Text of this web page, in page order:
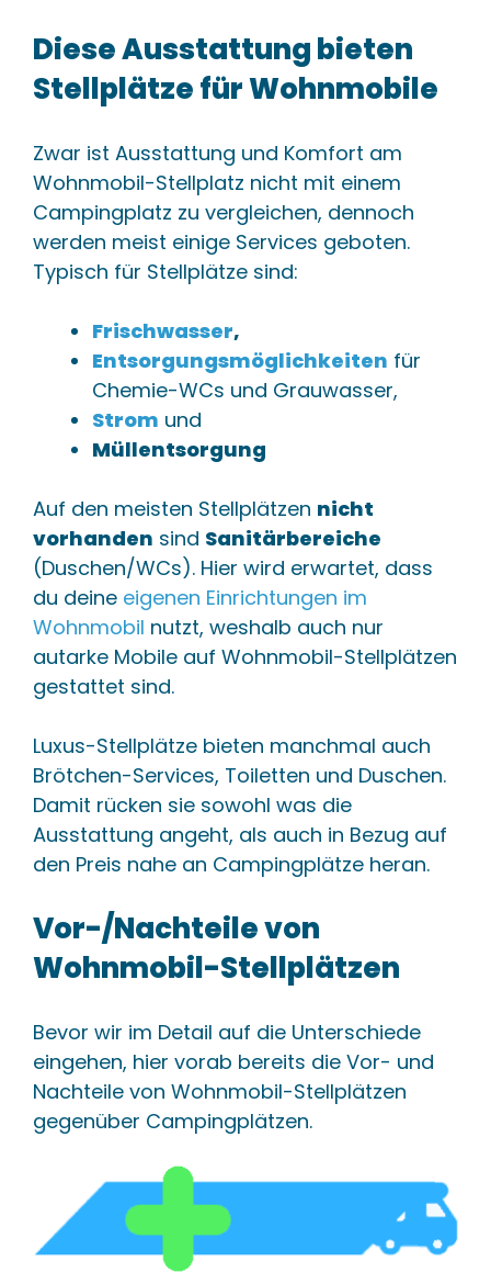
Diese Ausstattung bieten
Stellplätze für Wohnmobile
Zwar ist Ausstattung und Komfort am
Wohnmobil-Stellplatz nicht mit einem
Campingplatz zu vergleichen, dennoch
werden meist einige Services geboten.
Typisch für Stellplätze sind:
Frischwasser,
Entsorgungsmöglichkeiten für
Chemie-WCs und Grauwasser,
Strom und
Müllentsorgung
Auf den meisten Stellplätzen nicht
vorhanden sind Sanitärbereiche
(Duschen/WCs). Hier wird erwartet, dass
du deine eigenen Einrichtungen im
Wohnmobil nutzt, weshalb auch nur
autarke Mobile auf Wohnmobil-Stellplätzen
gestattet sind.
Luxus-Stellplätze bieten manchmal auch
Brötchen-Services, Toiletten und Duschen.
Damit rücken sie sowohl was die
Ausstattung angeht, als auch in Bezug auf
den Preis nahe an Campingplätze heran.
Vor-/Nachteile von
Wohnmobil-Stellplätzen
Bevor wir im Detail auf die Unterschiede
eingehen, hier vorab bereits die Vor- und
Nachteile von Wohnmobil-Stellplätzen
gegenüber Campingplätzen.